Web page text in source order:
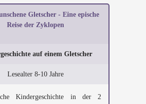
Gletscher - Eine epische
Reise der Zyklopen
auf einem Gletscher
Lesealter 8-10 Jahre
Kindergeschichte in der 2